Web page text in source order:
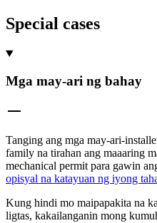
Special cases
Mga may-ari ng bahay
Tanging ang mga may-ari-
family na tirahan ang maaaring
mechanical permit para gawin
opisyal na katayuan ng iyong
Kung hindi mo maipapakita na
ligtas, kakailanganin mong